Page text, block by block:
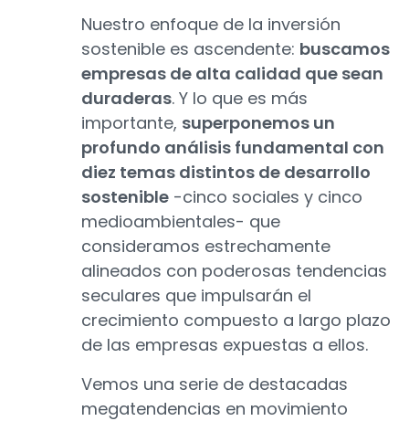
Nuestro enfoque de la inversión
sostenible es ascendente: buscamos
empresas de alta calidad que sean
duraderas. Y lo que es más
importante, superponemos un
profundo análisis fundamental con
diez temas distintos de desarrollo
sostenible -cinco sociales y cinco
medioambientales- que
consideramos estrechamente
alineados con poderosas tendencias
seculares que impulsarán el
crecimiento compuesto a largo plazo
de las empresas expuestas a ellos.
Vemos una serie de destacadas
megatendencias en movimiento